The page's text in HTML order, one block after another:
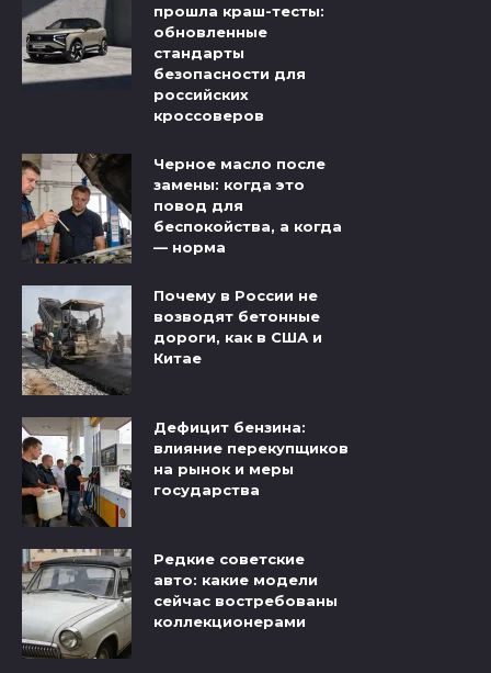
прошла краш-тесты:
обновленные
стандарты
безопасности для
российских
кроссоверов
Черное масло после
замены: когда это
повод для
беспокойства, а когда
— норма
Почему в России не
возводят бетонные
дороги, как в США и
Китае
Дефицит бензина:
влияние перекупщиков
на рынок и меры
государства
Редкие советские
авто: какие модели
сейчас востребованы
коллекционерами